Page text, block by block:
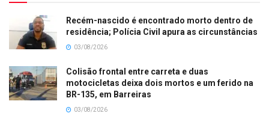
Recém-nascido é encontrado morto dentro de
residência; Polícia Civil apura as circunstâncias
03/08/2026
Colisão frontal entre carreta e duas
motocicletas deixa dois mortos e um ferido na
BR-135, em Barreiras
03/08/2026